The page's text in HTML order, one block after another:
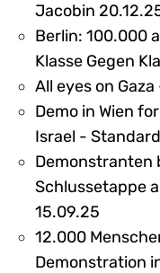
Jacobin
Berlin: 100.000
Klasse Gegen
All eyes on
Demo in Wien
Israel -
Demonstranten
Schlussetappe
15.09.25
12.000
Demonstration